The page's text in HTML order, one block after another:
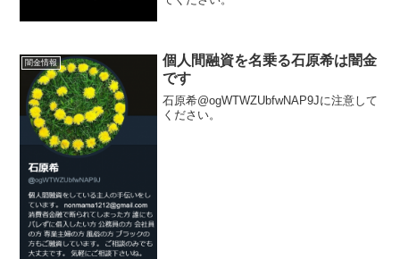
闇金情報
個人間融資を名乗る石原希は闇金
です
石原希@ogWTWZUbfwNAP9Jに注意して
ください。